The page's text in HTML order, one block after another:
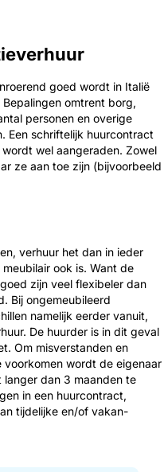
goed wordt in Italië
omtrent borg,
personen en overige
Een schriftelijk huurcontract
wel aangeraden. Zowel
ze aan toe zijn (bijvoorbeeld
verhuur het dan in ieder
ook is. Want de
zijn veel flexibeler dan
Bij ongemeubileerd
namelijk eerder vanuit,
De huurder is in dit geval
Om misverstanden en
voorkomen wordt de eigenaar
langer dan 3 maanden te
in een huurcontract,
tijdelijke en/of vakan­